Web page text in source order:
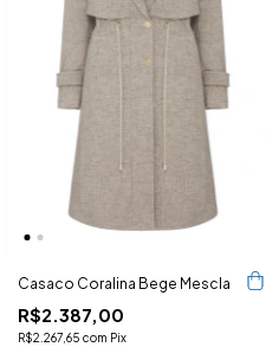
Casaco Coralina Bege Mescla
R$2.387,00
R$2.267,65 com Pix